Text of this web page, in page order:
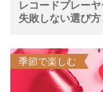
レコードプレー
失敗しない選び
季節で楽しむ